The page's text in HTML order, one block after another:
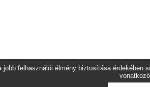
jobb felhasználói élmény biztosítása érdekében